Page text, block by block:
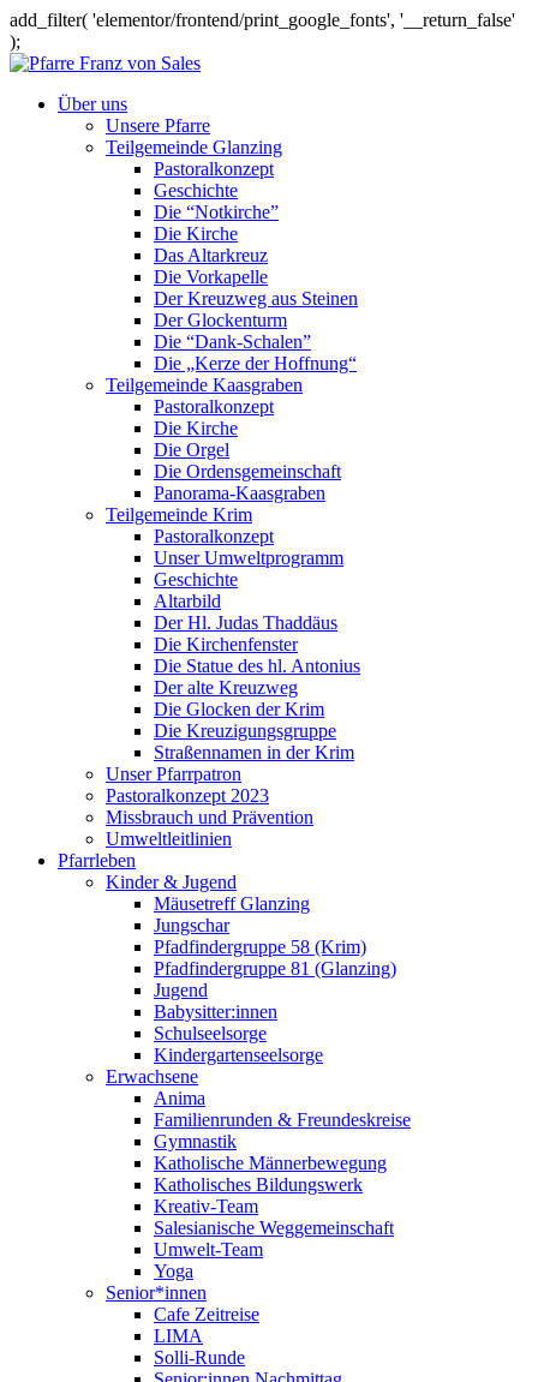
add_filter( 'elementor/frontend/print_google_fonts', '__return_false'
);
Über uns
Unsere Pfarre
Teilgemeinde Glanzing
Pastoralkonzept
Geschichte
Die “Notkirche”
Die Kirche
Das Altarkreuz
Die Vorkapelle
Der Kreuzweg aus Steinen
Der Glockenturm
Die “Dank-Schalen”
Die „Kerze der Hoffnung“
Teilgemeinde Kaasgraben
Pastoralkonzept
Die Kirche
Die Orgel
Die Ordensgemeinschaft
Panorama-Kaasgraben
Teilgemeinde Krim
Pastoralkonzept
Unser Umweltprogramm
Geschichte
Altarbild
Der Hl. Judas Thaddäus
Die Kirchenfenster
Die Statue des hl. Antonius
Der alte Kreuzweg
Die Glocken der Krim
Die Kreuzigungsgruppe
Straßennamen in der Krim
Unser Pfarrpatron
Pastoralkonzept 2023
Missbrauch und Prävention
Umweltleitlinien
Pfarrleben
Kinder & Jugend
Mäusetreff Glanzing
Jungschar
Pfadfindergruppe 58 (Krim)
Pfadfindergruppe 81 (Glanzing)
Jugend
Babysitter:innen
Schulseelsorge
Kindergartenseelsorge
Erwachsene
Anima
Familienrunden & Freundeskreise
Gymnastik
Katholische Männerbewegung
Katholisches Bildungswerk
Kreativ-Team
Salesianische Weggemeinschaft
Umwelt-Team
Yoga
Senior*innen
Cafe Zeitreise
LIMA
Solli-Runde